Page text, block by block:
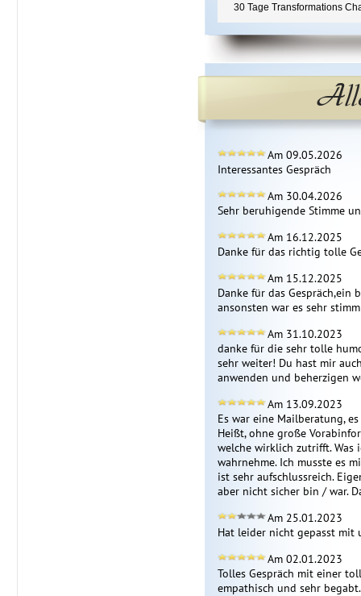
30 Tage Transformations
Am 09.05.2026
Interessantes Gespräch
Am 30.04.2026
Sehr beruhigende Stimme
Am 16.12.2025
Danke für das richtig tolle
Am 15.12.2025
Danke für das
ansonsten war es sehr
Am 31.10.2023
danke für die sehr tolle
sehr weiter! Du hast mir
anwenden und beherzigen
Am 13.09.2023
Es war eine Mailberatung,
Heißt, ohne große
welche wirklich zutrifft. Was
wahrnehme. Ich musste es
ist sehr aufschlussreich.
aber nicht sicher bin / war.
Am 25.01.2023
Hat leider nicht gepasst mit
Am 02.01.2023
Tolles Gespräch mit einer
empathisch und sehr